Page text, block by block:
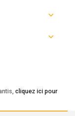


cliquez ici pour